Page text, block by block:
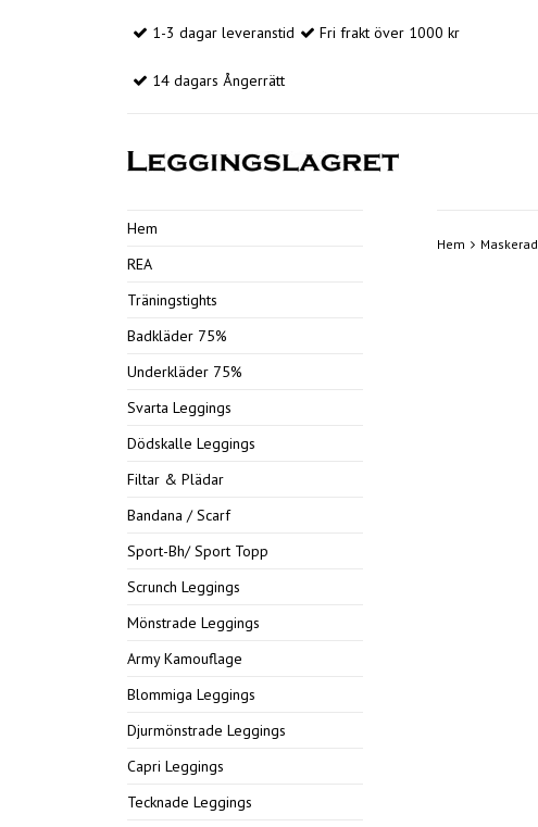
1-3 dagar leveranstid Fri frakt över 1000 kr
14 dagars Ångerrätt
Hem
REA
Träningstights
Badkläder 75%
Underkläder 75%
Svarta Leggings
Dödskalle Leggings
Filtar & Plädar
Bandana / Scarf
Sport-Bh/ Sport Topp
Scrunch Leggings
Mönstrade Leggings
Army Kamouflage
Blommiga Leggings
Djurmönstrade Leggings
Capri Leggings
Tecknade Leggings
Hem Maskerad